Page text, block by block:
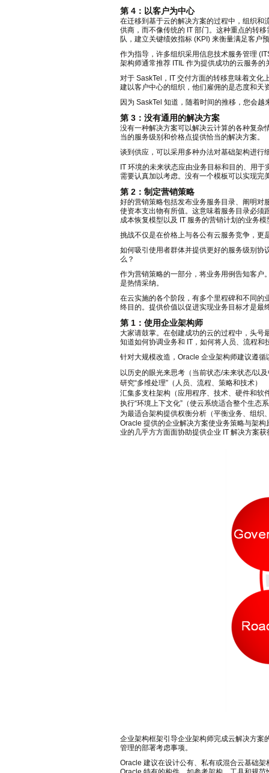
第 4：以客户为中心
在迁移到基于云的解决方案的过程中，组织和
供商，而不像传统的 IT 部门。这种重点的转
队，建立关键绩效指标 (KPI) 来衡量满足客户
作为指导，许多组织采用信息技术服务管理
架构师通常推荐 ITIL 作为提供成功的云服务的
对于 SaskTel，IT 交付方面的转移意味着文化
建以客户中心的组织，他们雇佣的是态度和天
因为 SaskTel 知道，随着时间的推移，您会
第 3：没有通用的解决方案
没有一种解决方案可以解决云计算的各种复杂
当的服务级别和价格点提供恰当的解决方案。
谈到供应，可以采用多种办法对基础架构进行
IT 环境的未来状态应由业务目标和目的、用
需要认真加以考虑。没有一个模板可以实现完
第 2：制定营销策略
好的营销策略包括发布业务服务目录、阐明对
使资本支出物有所值。这意味着服务目录必须
成本恢复模型以及 IT 服务的营销计划的业务
挑战不仅是在价格上与各公有云服务竞争，更
如何吸引使用者群体并提供更好的服务级别协
么？
作为营销策略的一部分，将业务用例告知客户
是热情采纳。
在云实施的各个阶段，有多个里程碑和不同的
终目的。提供价值以促进实现业务目标才是最
第 1：使用企业架构师
大家请鼓掌。在创建成功的云的过程中，头号
知道如何协调业务和 IT，如何将人员、流程
针对大规模改造，Oracle 企业架构师建议遵循
以历史的眼光来思考（当前状态/未来状态/以
研究“多维处理”（人员、流程、策略和技术）
汇集多支柱架构（应用程序、技术、硬件和软
执行“环境上下文化”（使云系统适合整个生态
为最适合架构提供权衡分析（平衡业务、组织
Oracle 提供的企业解决方案使业务策略与架
业的几乎方方面面协助提供企业 IT 解决方案
企业架构框架引导企业架构师完成云解决方案
管理的部署考虑事项。
Oracle 建议在设计公有、私有或混合云基础